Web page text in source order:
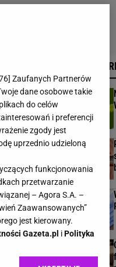
] Zaufanych Partnerów
dane osobowe takie
do celów
i preferencji
zgody jest
uprzednio udzieloną
funkcjonowania
przetwarzanie
– Agora S.A. –
Zaawansowanych”
jest kierowany.
Gazeta.pl iPolityka